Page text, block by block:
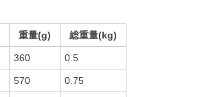
重量(g) 総重量(kg)
360 0.5
570 0.75